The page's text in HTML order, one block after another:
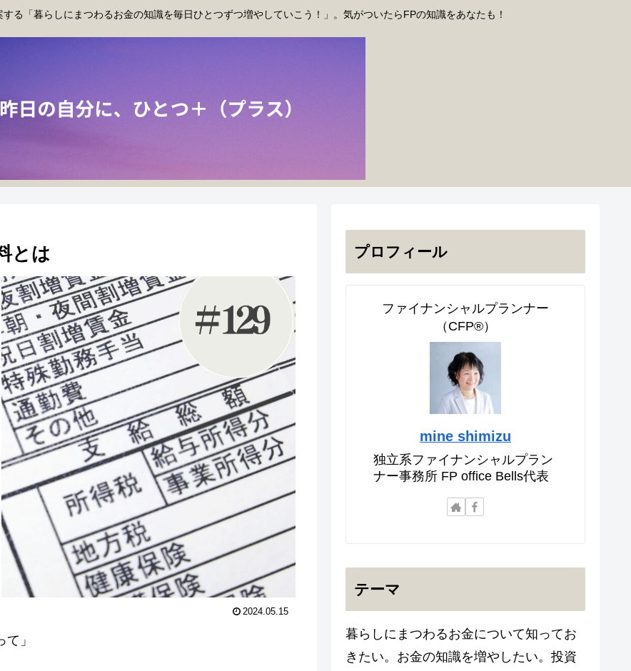
る「暮らしにまつわるお金の知識を毎日ひとつずつ増やしていこう！」。気がついたらFPの知識をあなたも！
とは
2024.05.15
」
プロフィール
ファイナンシャルプランナー
（CFP®）
mine shimizu
独立系ファイナンシャルプラン
ナー事務所 FP office Bells代表
テーマ
暮らしにまつわるお金について知ってお
きたい。お金の知識を増やしたい。投資